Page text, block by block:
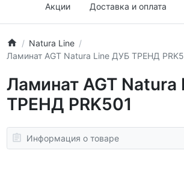
Акции Доставка и оплата
Natura Line
Ламинат AGT Natura Line ДУБ ТРЕНД
Ламинат AGT
ТРЕНД PRK501
Информация о товаре